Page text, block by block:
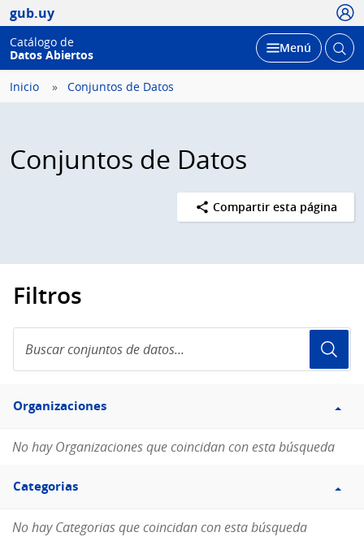
gub.uy
Catálogo de
Datos Abiertos
Desplegar
Menú Abrir
Inicio Conjuntos de Datos
Conjuntos de Datos
Compartir esta página
Filtros
conjuntos
de
Filtro
Organizaciones
Organizaciones
No hay Organizaciones que coincidan con esta búsqueda
Filtro
Categorias
Categorias
No hay Categorias que coincidan con esta búsqueda